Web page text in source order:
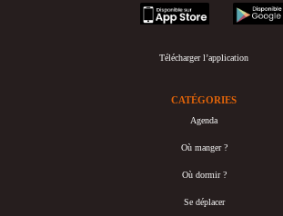
appstore
googleplay
Télécharger l’application
CATÉGORIES
Agenda
Où manger ?
Où dormir ?
Se déplacer